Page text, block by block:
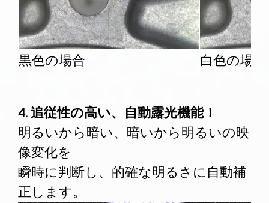
黒色の場合 白色の場合
4. 追従性の高い、自動露光機能！
明るいから暗い、暗いから明るいの映
像変化を
瞬時に判断し、的確な明るさに自動補
正します。